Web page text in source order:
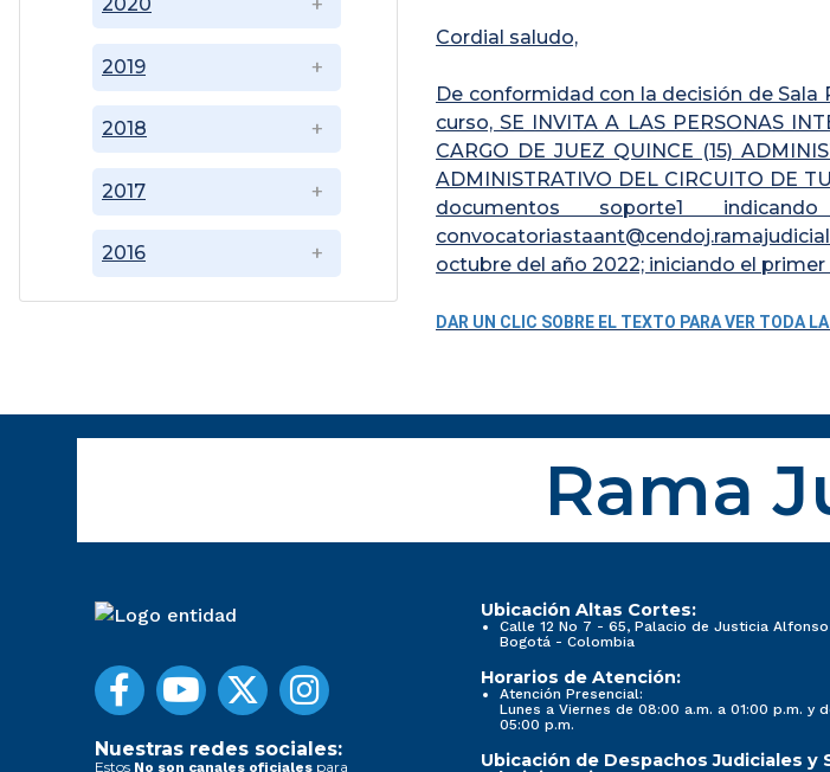
2016
2017
2018
2019
Cordial saludo,
De conformidad con la decisión de
curso, SE INVITA A LAS PERSONAS
CARGO DE JUEZ QUINCE (15)
ADMINISTRATIVO DEL CIRCUITO DE
documentos soporte1
octubre del año 2022; iniciando el
DAR UN CLIC SOBRE EL TEXTO PARA VER TODA
Rama
Nuestras redes sociales:
Estos No son canales oficiales para
Ubicación Altas Cortes:
Calle 12 No 7 - 65, Palacio de Justicia Alfonso
Bogotá - Colombia
Horarios de Atención:
Atención Presencial:
Lunes a Viernes de 08:00 a.m. a 01:00 p.m. y
05:00 p.m.
Ubicación de Despachos Judiciales y